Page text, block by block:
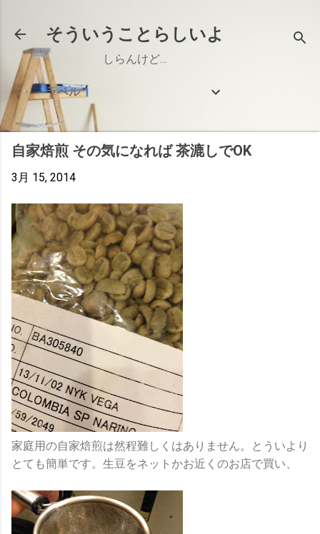
そういうことらしいよ
しらんけど…
ラベル
自家焙煎 その気になれば 茶漉しでOK
3月 15, 2014
家庭用の自家焙煎は然程難しくはありません。とういより
とても簡単です。生豆をネットかお近くのお店で買い、